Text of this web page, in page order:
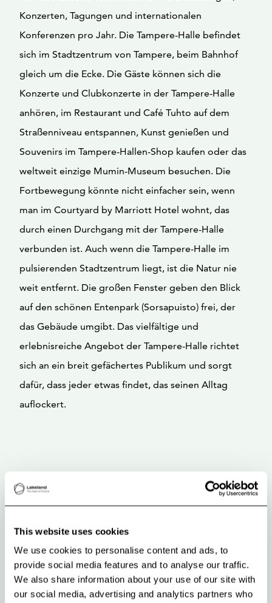
This website uses cookies
We use cookies to personalise content and ads, to
provide social media features and to analyse our traffic.
We also share information about your use of our site with
our social media, advertising and analytics partners who
Konzerten, Tagungen und internationalen
Konferenzen pro Jahr. Die Tampere-Halle befindet
sich im Stadtzentrum von Tampere, beim Bahnhof
gleich um die Ecke. Die Gäste können sich die
Konzerte und Clubkonzerte in der Tampere-Halle
anhören, im Restaurant und Café Tuhto auf dem
Straßenniveau entspannen, Kunst genießen und
Souvenirs im Tampere-Hallen-Shop kaufen oder das
weltweit einzige Mumin-Museum besuchen. Die
Fortbewegung könnte nicht einfacher sein, wenn
man im Courtyard by Marriott Hotel wohnt, das
durch einen Durchgang mit der Tampere-Halle
verbunden ist. Auch wenn die Tampere-Halle im
pulsierenden Stadtzentrum liegt, ist die Natur nie
weit entfernt. Die großen Fenster geben den Blick
auf den schönen Entenpark (Sorsapuisto) frei, der
das Gebäude umgibt. Das vielfältige und
erlebnisreiche Angebot der Tampere-Halle richtet
sich an ein breit gefächertes Publikum und sorgt
dafür, dass jeder etwas findet, das seinen Alltag
auflockert.